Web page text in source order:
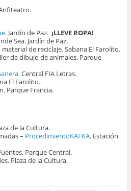
. Jardín de Paz. ¡LLEVE ROPA!
Sea. Jardín de Paz.
de reciclaje. Sabana El Farolito.
de dibujo de animales. Parque
. Central FIA Letras.
El Farolito.
Parque Francia.
de la Cultura.
– ProcedimientoKAFKA. Estación
Parque Central.
Plaza de la Cultura.